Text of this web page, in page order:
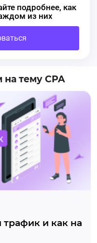
подробнее, как
из них
тему CPA
и как на